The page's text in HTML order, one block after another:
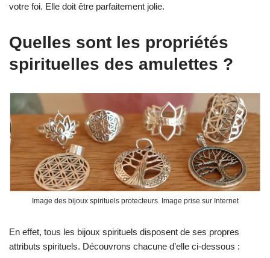
votre foi. Elle doit être parfaitement jolie.
Quelles sont les propriétés
spirituelles des amulettes ?
Image des bijoux spirituels protecteurs. Image prise sur Internet
En effet, tous les bijoux spirituels disposent de ses propres
attributs spirituels. Découvrons chacune d’elle ci-dessous :